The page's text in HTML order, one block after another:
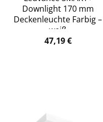
Downlight 170 mm
Deckenleuchte Farbig –
weiß
47,19€